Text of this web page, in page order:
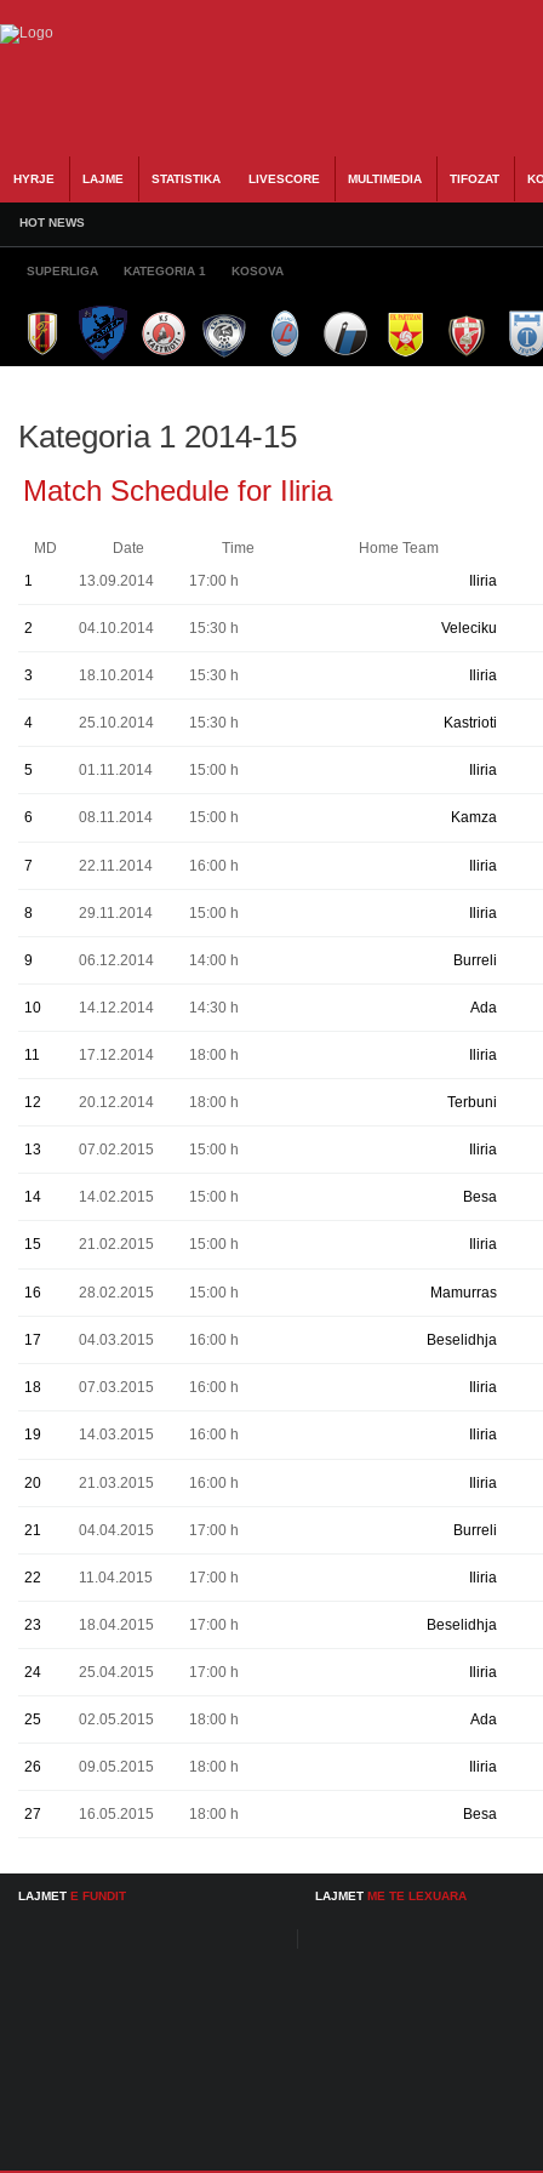
HYRJE LAJME STATISTIKA LIVESCORE MULTIMEDIA TIFOZAT
HOT NEWS
SUPERLIGA KATEGORIA 1 KOSOVA
Kategoria 1 2014-15
Match Schedule for Iliria
MD Date Time
Home Team
1
13.09.2014 17:00 h Iliria
2 04.10.2014 15:30 h Veleciku
3 18.10.2014 15:30 h Iliria
4 25.10.2014 15:30 h Kastrioti
5 01.11.2014 15:00 h Iliria
6 08.11.2014 15:00 h Kamza
7 22.11.2014 16:00 h Iliria
8 29.11.2014 15:00 h Iliria
9 06.12.2014 14:00 h Burreli
10 14.12.2014 14:30 h Ada
11 17.12.2014 18:00 h Iliria
12 20.12.2014 18:00 h Terbuni
13 07.02.2015 15:00 h Iliria
14 14.02.2015 15:00 h Besa
15 21.02.2015 15:00 h Iliria
16 28.02.2015 15:00 h Mamurras
17 04.03.2015 16:00 h Beselidhja
18 07.03.2015 16:00 h Iliria
19 14.03.2015 16:00 h Iliria
20 21.03.2015 16:00 h Iliria
21 04.04.2015 17:00 h Burreli
22 11.04.2015 17:00 h Iliria
23 18.04.2015 17:00 h Beselidhja
24 25.04.2015 17:00 h Iliria
25 02.05.2015 18:00 h Ada
26 09.05.2015 18:00 h Iliria
27 16.05.2015 18:00 h Besa
LAJMET E FUNDIT LAJMET ME TE LEXUARA